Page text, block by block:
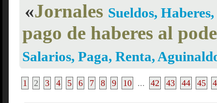
«Jornales Sueldos,
pago de haberes al
Salarios, Paga, Renta,
1 2 3 4 5 6 7 8 9 10 ... 42 43 44 45